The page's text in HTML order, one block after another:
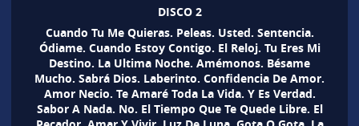
DISCO 2
Cuando Tu Me Quieras. Peleas. Usted. Sentencia.
Ódiame. Cuando Estoy Contigo. El Reloj. Tu Eres Mi
Destino. La Ultima Noche. Amémonos. Bésame
Mucho. Sabrá Dios. Laberinto. Confidencia De Amor.
Amor Necio. Te Amaré Toda La Vida. Y Es Verdad.
Sabor A Nada. No. El Tiempo Que Te Quede Libre. El